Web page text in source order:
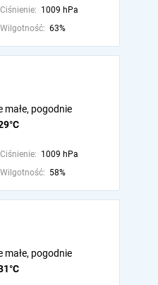
Ciśnienie: 1009 hPa
Wilgotność: 63%
małe, pogodnie
Ciśnienie: 1009 hPa
Wilgotność: 58%
małe, pogodnie